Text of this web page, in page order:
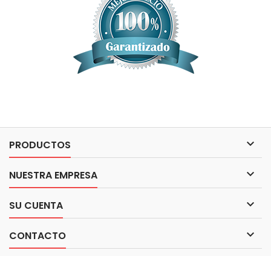
PRODUCTOS 
NUESTRA EMPRESA 
SU CUENTA 
CONTACTO 